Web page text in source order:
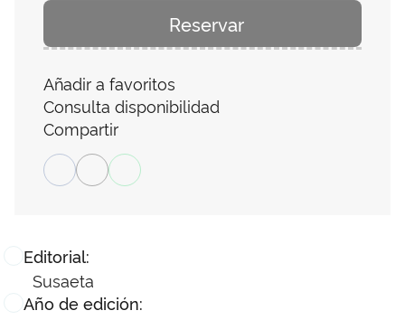
Editorial:
Susaeta
Año de edición:
Reservar
Añadir a favoritos
Consulta disponibilidad
Compartir